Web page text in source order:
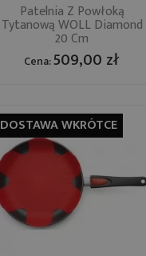
Patelnia Z Powłoką
Tytanową WOLL Diamond
20 Cm
Cena:509,00 zł
DOSTAWA WKRÓTCE